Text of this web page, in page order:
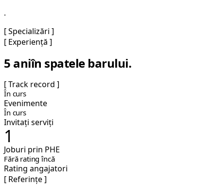
.
[ Specializări ]
[ Experiență ]
5 aniîn spatele barului.
[ Track record ]
În curs
Evenimente
În curs
Invitați serviți
1
Joburi prin PHE
Fără rating încă
Rating angajatori
[ Referințe ]